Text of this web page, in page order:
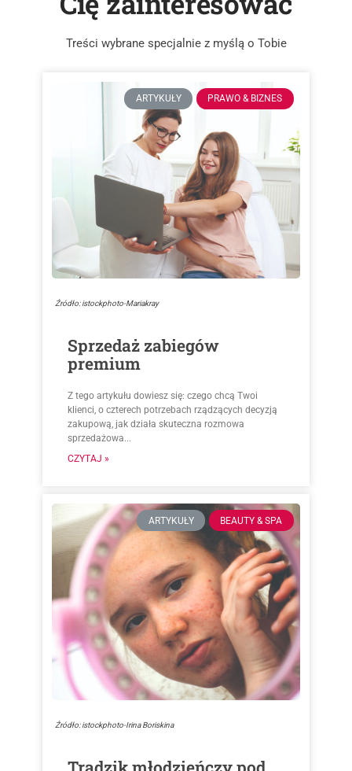
Treści wybrane specjalnie z myślą o Tobie
ARTYKUŁY PRAWO & BIZNES
Źródło: istockphoto-Mariakray
Sprzedaż zabiegów
premium
Z tego artykułu dowiesz się: czego chcą Twoi
klienci, o czterech potrzebach rządzących decyzją
zakupową, jak działa skuteczna rozmowa
sprzedażowa...
CZYTAJ »
ARTYKUŁY BEAUTY & SPA
Źródło: istockphoto-Irina Boriskina